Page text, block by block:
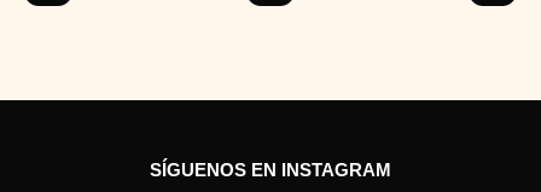
SÍGUENOS EN INSTAGRAM